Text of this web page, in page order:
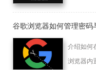
谷歌浏览器如何管理密码
介绍如何
浏览器内